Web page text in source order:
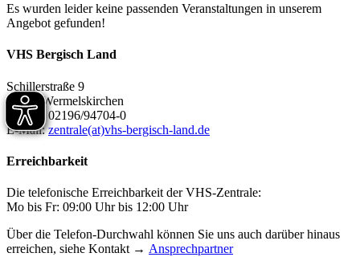
Es wurden leider keine passenden Veranstaltungen in unserem
Angebot gefunden!
VHS Bergisch Land
Schillerstraße 9
42929 Wermelskirchen
Telefon 02196/94704-0
E-Mail:zentrale(at)vhs-bergisch-land.de
Erreichbarkeit
Die telefonische Erreichbarkeit der VHS-Zentrale:
Mo bis Fr: 09:00 Uhr bis 12:00 Uhr
Über die Telefon-Durchwahl können Sie uns auch darüber hinaus
erreichen, siehe Kontakt → Ansprechpartner